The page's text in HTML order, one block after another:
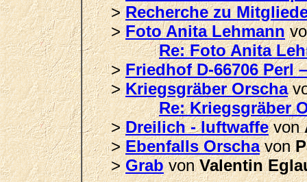
>Recherche zu
>Foto Anita Lehmann
Re: Foto Anita
>Friedhof D-66706 Perl
>Kriegsgräber Orscha
Re: Kriegsgräber
>Dreilich - luftwaffevon
>Ebenfalls Orschavon
>GrabvonValentin